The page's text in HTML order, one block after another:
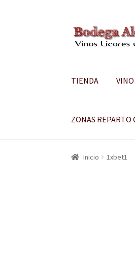
Ir
a
Ir
al
TIENDA
ZONAS REPARTO
Inicio 1xbet1